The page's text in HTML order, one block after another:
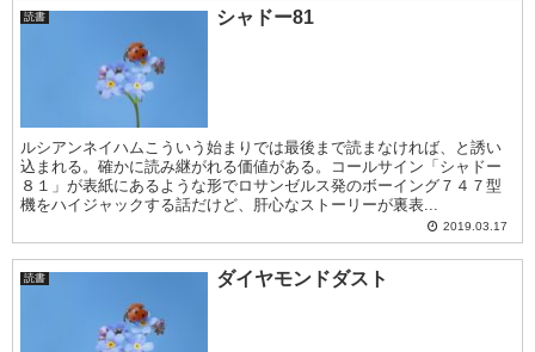
読書 シャドー81
ルシアンネイハムこういう始まりでは最後まで読まなければ、と誘い
込まれる。確かに読み継がれる価値がある。コールサイン「シャドー
８１」が表紙にあるような形でロサンゼルス発のボーイング７４７型
機をハイジャックする話だけど、肝心なストーリーが裏表...
2019.03.17
読書 ダイヤモンドダスト